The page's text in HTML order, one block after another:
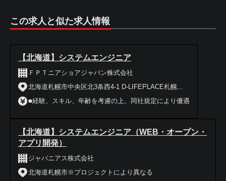
この求人と似た求人情報
【北海道】システムエンジニア
ＦＰＴニアショアジャパン株式会社
北海道札幌市中央区北3条西4-1 D-LIFEPLACE札幌...
■経験、スキル、年齢を考慮の上、同社規定により優遇
【北海道】システムエンジニア（WEB・オープン・
アプリ開発）
ジャパニアス株式会社
北海道札幌市※プロジェクトにより異なる